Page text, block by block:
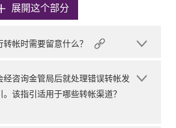
展開这个部分
转帐时需要留意什么？
经咨询金管局后就处理错误转帐发
。该指引适用于哪些转帐渠道？